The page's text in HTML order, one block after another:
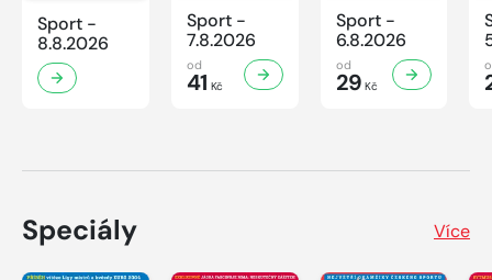
Sport -
8.8.2026
Sport -
7.8.2026
od
41 Kč
Sport -
6.8.2026
od
29 Kč
Speciály Více